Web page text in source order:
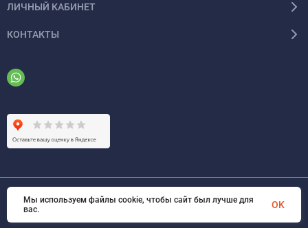
ЛИЧНЫЙ КАБИНЕТ
КОНТАКТЫ
© 2026 ООО «ФАЗИНЖИНИРИНГ». Все права защищены
Мы используем файлы cookie, чтобы сайт был лучше для
вас.
OK